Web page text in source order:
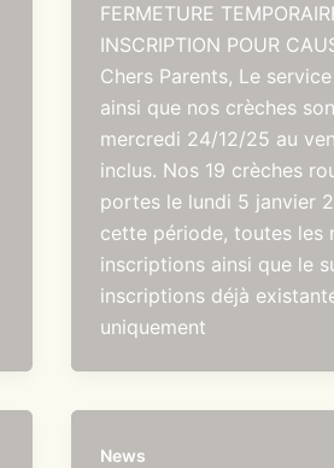
FERMETURE
INSCRIPTION POUR
Chers Parents, Le
ainsi que nos crèches
mercredi 24/12/25 au
inclus. Nos 19 crèches
portes le lundi 5 janvier
cette période, toutes les
inscriptions ainsi que le
inscriptions déjà
uniquement
News